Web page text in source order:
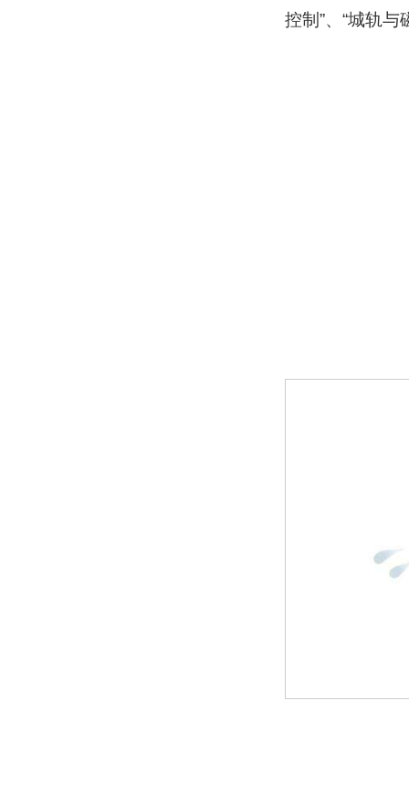
控制”、“城轨